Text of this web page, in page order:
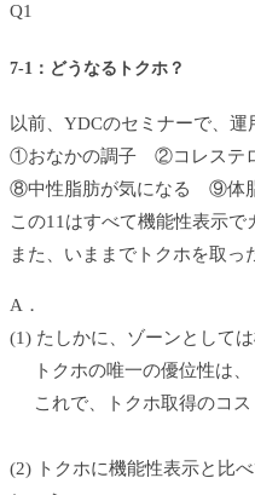
Q1
7-1：どうなるトクホ？
以前、YDCのセミナーで、運
①おなかの調子 ②コレステ
⑧中性脂肪が気になる ⑨体
この11はすべて機能性表示
また、いままでトクホを取
A．
(1) たしかに、ゾーンとして
トクホの唯一の優位性は、
これで、トクホ取得のコス
(2) トクホに機能性表示と比